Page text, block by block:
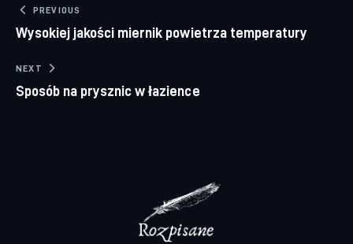
Nawigacja wpisu
PREVIOUS
Wysokiej jakości miernik powietrza temperatury
NEXT
Sposób na prysznic w łazience